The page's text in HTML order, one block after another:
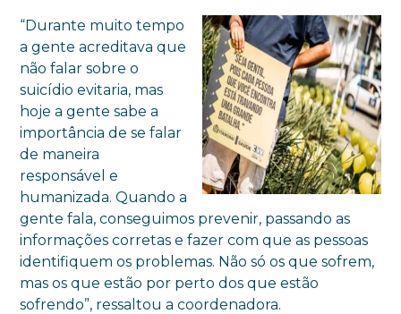
“Durante muito tempo
a gente acreditava que
não falar sobre o
suicídio evitaria, mas
hoje a gente sabe a
importância de se falar
de maneira
responsável e
humanizada. Quando a
gente fala, conseguimos prevenir, passando as
informações corretas e fazer com que as pessoas
identifiquem os problemas. Não só os que sofrem,
mas os que estão por perto dos que estão
sofrendo”, ressaltou a coordenadora.